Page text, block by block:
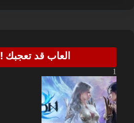
العاب قد تعجبك !
1